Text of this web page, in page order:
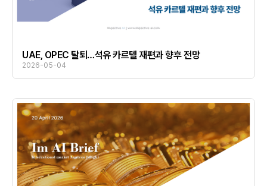
UAE, OPEC 탈퇴…석유 카르텔 재편과 향후 전망
2026-05-04